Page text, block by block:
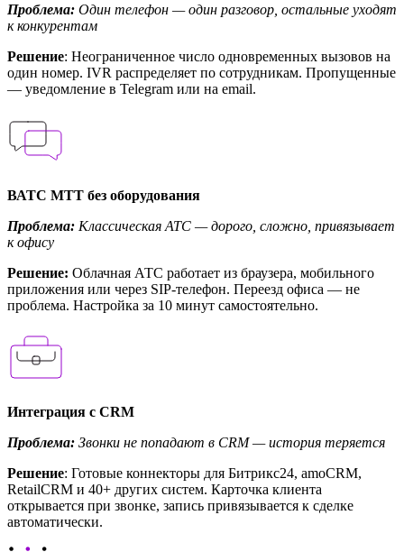
Проблема: Один телефон — один разговор, остальные уходят
к конкурентам
Решение: Неограниченное число одновременных вызовов на
один номер. IVR распределяет по сотрудникам. Пропущенные
— уведомление в Telegram или на email.
ВАТС МТТ без оборудования
Проблема: Классическая АТС — дорого, сложно, привязывает
к офису
Решение: Облачная АТС работает из браузера, мобильного
приложения или через SIP-телефон. Переезд офиса — не
проблема. Настройка за 10 минут самостоятельно.
Интеграция с CRM
Проблема: Звонки не попадают в CRM — история теряется
Решение: Готовые коннекторы для Битрикс24, amoCRM,
RetailCRM и 40+ других систем. Карточка клиента
открывается при звонке, запись привязывается к сделке
автоматически.